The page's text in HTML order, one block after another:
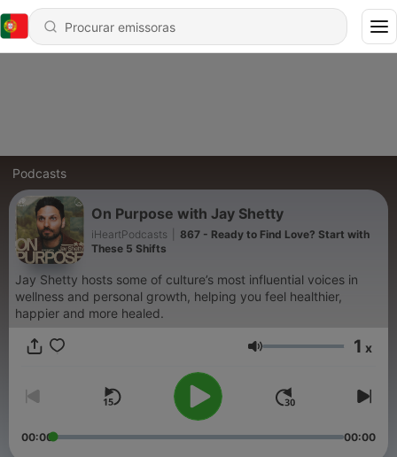
Podcasts
On Purpose with Jay Shetty
iHeartPodcasts
867 - Ready to Find Love? Start with
These 5 Shifts
Jay Shetty hosts some of culture’s most influential voices in
wellness and personal growth, helping you feel healthier,
happier and more healed.
Volume 1 x
00:00 00:00